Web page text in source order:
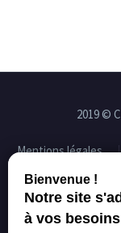
2019 ©
Mentions légales